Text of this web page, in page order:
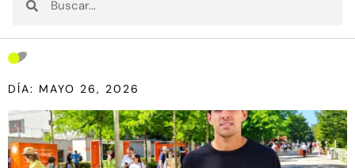
DÍA: MAYO 26, 2026